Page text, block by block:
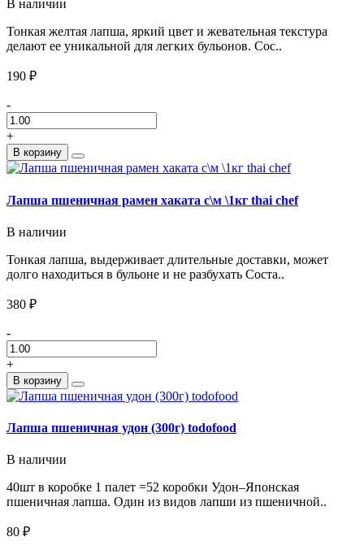
В наличии
Тонкая желтая лапша, яркий цвет и жевательная текстура
делают ее уникальной для легких бульонов. Сос..
190 ₽
-
+
В корзину
Лапша пшеничная рамен хаката с\м \1кг thai chef
В наличии
Тонкая лапша, выдерживает длительные доставки, может
долго находиться в бульоне и не разбухать Соста..
380 ₽
-
+
В корзину
Лапша пшеничная удон (300г) todofood
В наличии
40шт в коробке 1 палет =52 коробки Удон–Японская
пшеничная лапша. Один из видов лапши из пшеничной..
80 ₽